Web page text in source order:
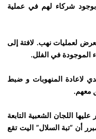
شركاء لهم في عملية
لعمليات نهب. لافتة إلى
الموجودة في الفلل.
لاعادة المنهوبات و ضبط
معهم.
اللجان الشعبية التابعة
أن “تبة السلال” اليت تقع